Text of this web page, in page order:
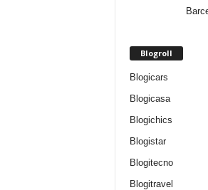
Blogroll
Blogicars
Blogicasa
Blogichics
Blogistar
Blogitecno
Blogitravel